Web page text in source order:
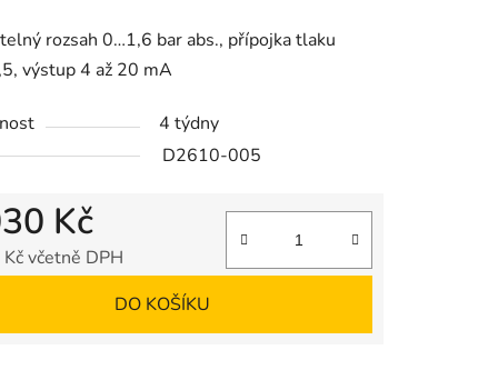
rozsah 0…1,6 bar abs., přípojka tlaku
výstup 4 až 20 mA
4 týdny
D2610-005
Kč
včetně DPH
DO KOŠÍKU